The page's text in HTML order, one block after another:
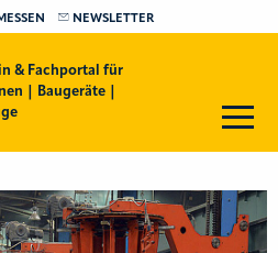
NEWSLETTER
& Fachportal für
| Baugeräte |